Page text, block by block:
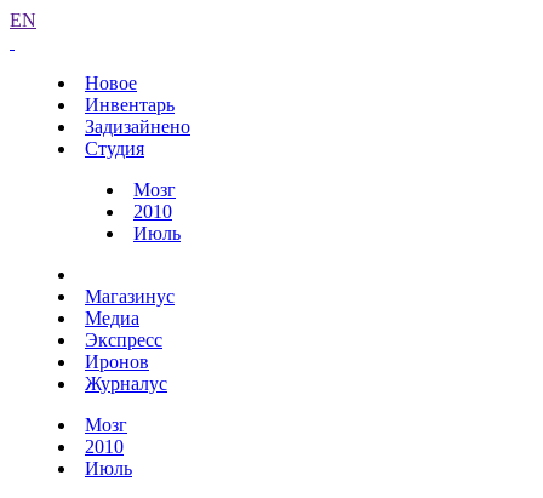
EN
Новое
Инвентарь
Задизайнено
Студия
Мозг
2010
Июль
Магазинус
Медиа
Экспресс
Иронов
Журналус
Мозг
2010
Июль